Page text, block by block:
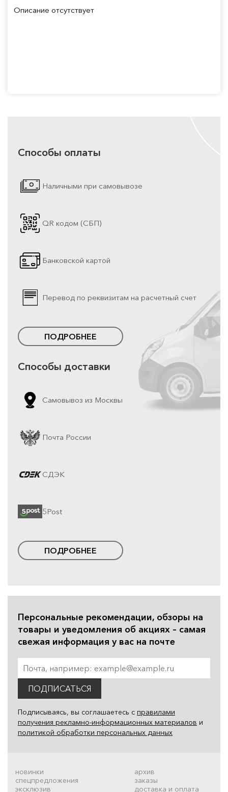
Описание отсутствует
Способы оплаты
Наличными при самовывозе
QR кодом (СБП)
Банковской картой
Перевод по реквизитам на расчетный счет
ПОДРОБНЕЕ
Способы доставки
Самовывоз из Москвы
Почта России
СДЭК
5Post
ПОДРОБНЕЕ
Персональные рекомендации, обзоры на
товары и уведомления об акциях – самая
свежая информация у вас на почте
ПОДПИСАТЬСЯ
Подписываясь, вы соглашаетесь с правилами
получения рекламно-информационных материалов и
политикой обработки персональных данных
новинки
спецпредложения
эксклюзив
архив
заказы
доставка и оплата